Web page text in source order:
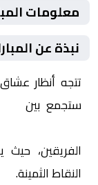
معلومات
نبذة عن
تتجه أنظار
ستجمع بين
الفريقين،
النقاط الثمينة.